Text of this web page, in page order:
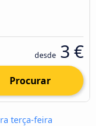
desde 3 €
Procurar
terça-feira